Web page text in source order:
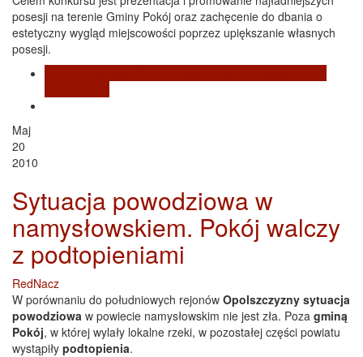
posesji na terenie Gminy Pokój oraz zachęcenie do dbania o
estetyczny wygląd miejscowości poprzez upiększanie własnych
posesji.
Maj
20
2010
Sytuacja powodziowa w
namysłowskiem. Pokój walczy
z podtopieniami
RedNacz
W porównaniu do południowych rejonów Opolszczyzny sytuacja
powodziowa w powiecie namysłowskim nie jest zła. Poza gminą
Pokój, w której wylały lokalne rzeki, w pozostałej części powiatu
wystąpiły podtopienia.